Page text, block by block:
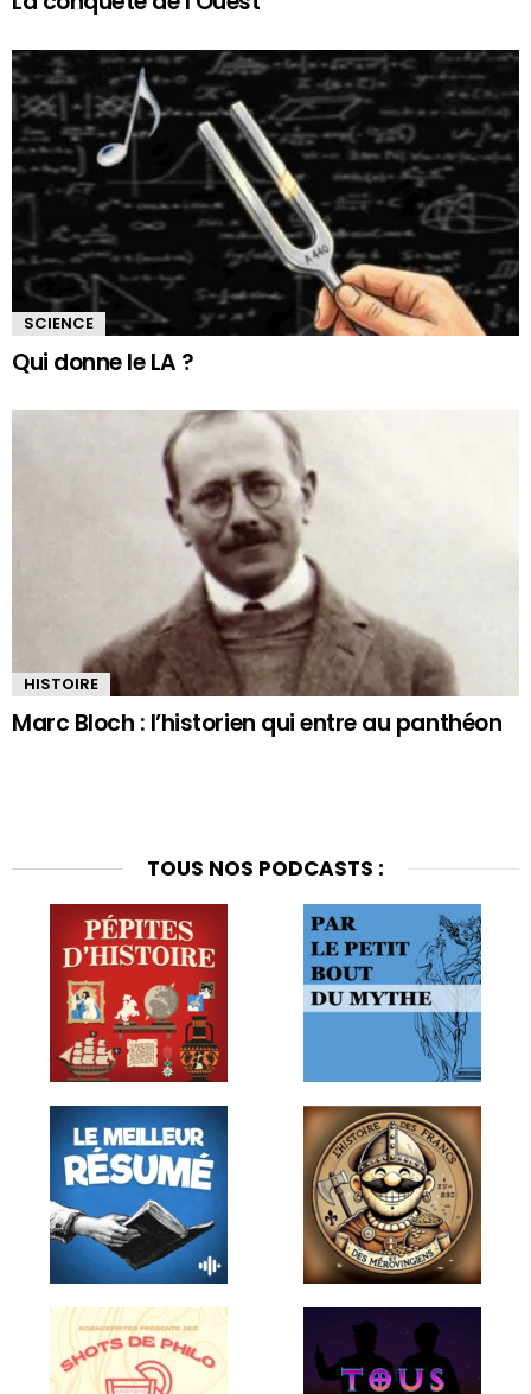
SCIENCE
Qui donne le LA ?
HISTOIRE
Marc Bloch : l’historien qui entre au panthéon
TOUS NOS PODCASTS :